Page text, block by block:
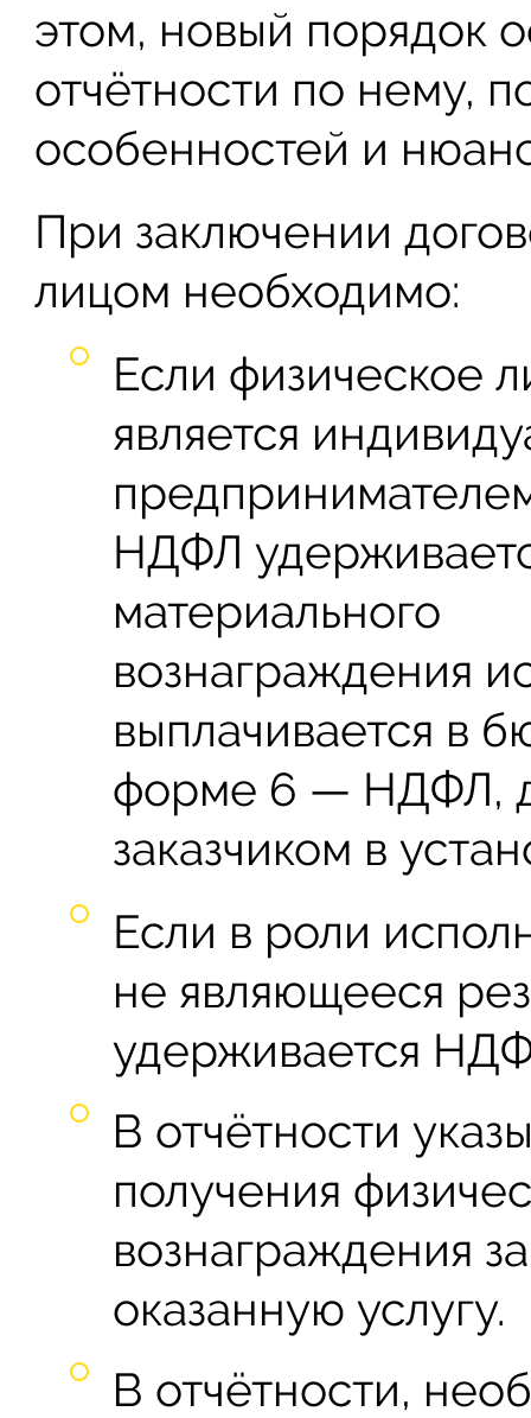
этом, новый порядок
отчётности по нему,
особенностей и
При заключении
лицом необходимо:
Если физическое
является
НДФЛ
материального
вознаграждения
выплачивается в
форме 6 — НДФЛ,
заказчиком в
Если в роли
не являющееся
удерживается
В отчётности
получения
вознаграждения
оказанную услугу.
В отчётности,